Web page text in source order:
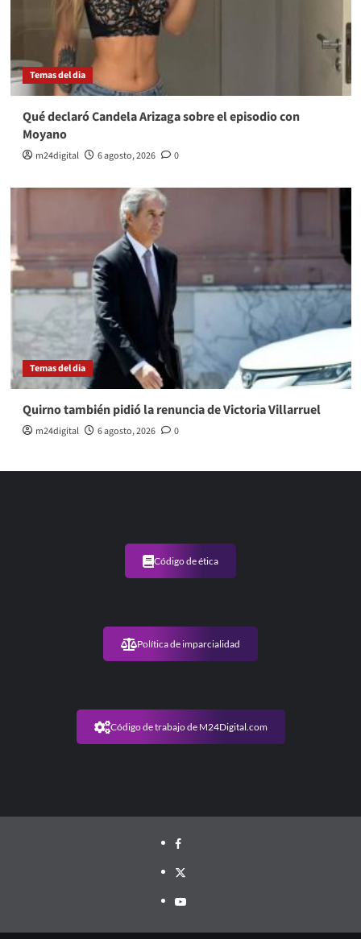
Temas del dia
Qué declaró Candela Arizaga sobre el episodio con
Moyano
m24digital 6 agosto, 2026 0
Temas del dia
Quirno también pidió la renuncia de Victoria Villarruel
m24digital 6 agosto, 2026 0
Código de ética
Política de imparcialidad
Código de trabajo de M24Digital.com